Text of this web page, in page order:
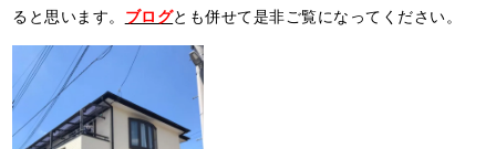
ると思います。 ブログとも併せて是非ご覧になってください。